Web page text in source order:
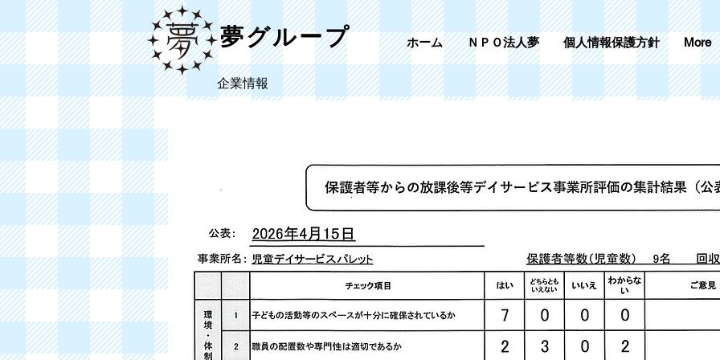
​夢グループ
​企業情報
ホーム ＮＰＯ法人夢 個人情報保護方針 More